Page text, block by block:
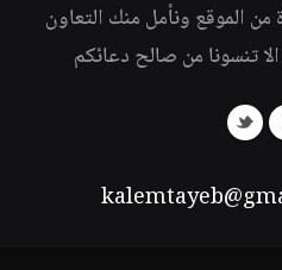
من الموقع ونأمل منك التعاون
تنسونا من صالح دعائكم